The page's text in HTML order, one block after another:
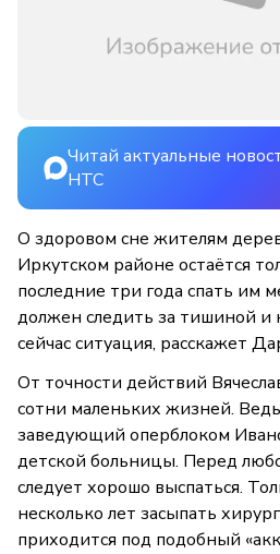
Читай актуальные
НТС
О здоровом сне жителям
Иркутском районе остаётся
последние три года спать им
должен следить за тишиной и
сейчас ситуация, расскажет
От точности действий
сотни маленьких жизней.
заведующий оперблоком
детской больницы. Перед
следует хорошо выспаться.
несколько лет засыпать
приходится под подобный